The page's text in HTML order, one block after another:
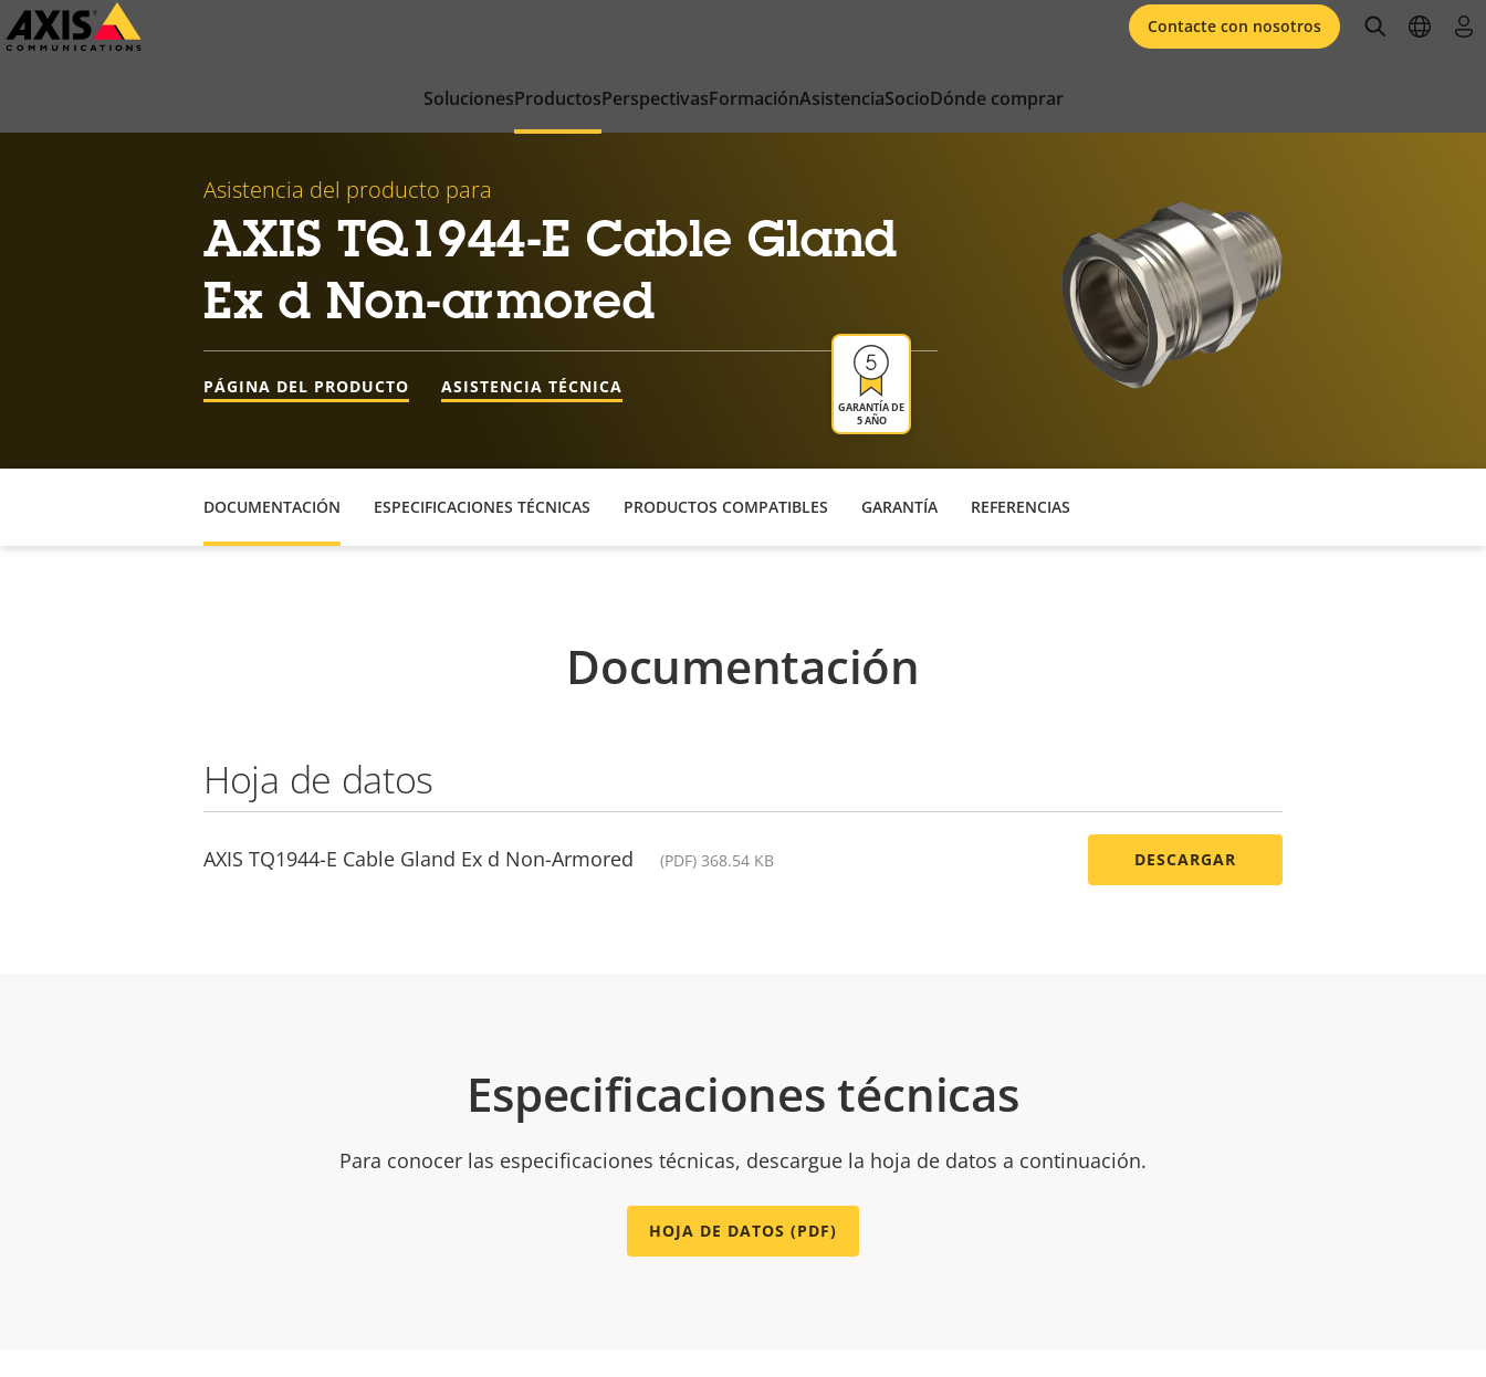
Saltar
al
SolucionesProductosPerspectivasFormaciónAsistenciaSocioDónde comprar
Contacte con nosotros openopen
Asistencia del producto para
AXIS TQ1944-E Cable Gland
Ex d Non-armored
GARANTÍA DE
5 AÑO
PÁGINA DEL PRODUCTO ASISTENCIA TÉCNICA
DOCUMENTACIÓN ESPECIFICACIONES TÉCNICAS PRODUCTOS COMPATIBLES GARANTÍA REFERENCIAS
Documentación
Hoja de datos
AXIS TQ1944-E Cable Gland Ex d Non-Armored (PDF) 368.54 KB DESCARGAR
Especificaciones técnicas
Para conocer las especificaciones técnicas, descargue la hoja de datos a continuación.
HOJA DE DATOS (PDF)